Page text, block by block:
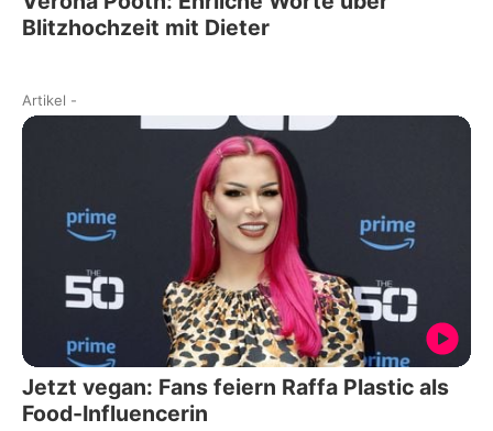
Blitzhochzeit mit Dieter
Artikel -
Jetzt vegan: Fans feiern Raffa Plastic als
Food-Influencerin